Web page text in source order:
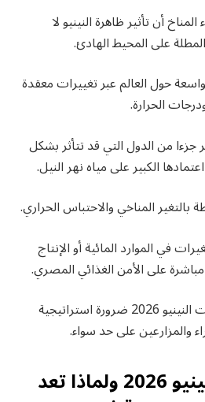
أن تأثير ظاهرة النينيو لا
على المحيط الهادئ.
حول العالم عبر تغييرات معقدة
الحرارة.
من الدول التي قد تتأثر بشكل
الكبير على مياه نهر النيل.
المناخي والاحتباس الحراري.
في الموارد المائية أو الإنتاج
على الأمن الغذائي المصري.
وهو ما يجعل متابعة تطورات النينيو 2026 ضرورة استراتيجية
والمزارعين على حد سواء.
ما هي ظاهرة النينيو 2026 ولماذا تعد